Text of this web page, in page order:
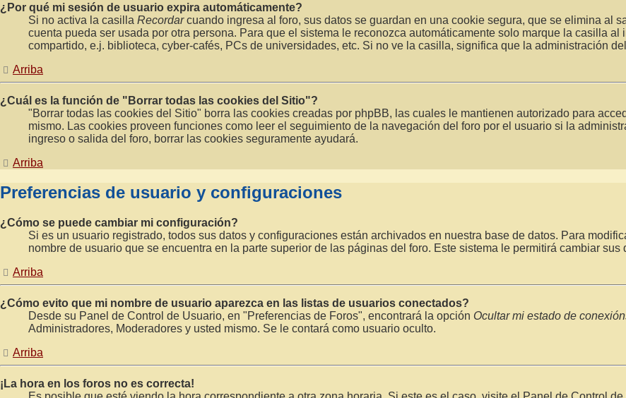
¿Por qué mi sesión de usuario expira automáticamente?
Si no activa la casilla Recordarcuando ingresa al foro, sus datos se guardan en una cookie segura, que se elimina al
cuenta pueda ser usada por otra persona. Para que el sistema le reconozca automáticamente solo marque la casilla
compartido, e.j. biblioteca, cyber-cafés, PCs de universidades, etc. Si no ve la casilla, significa que la administración
Arriba
¿Cuál es la función de "Borrar todas las cookies del Sitio"?
"Borrar todas las cookies del Sitio" borra las cookies creadas por phpBB, las cuales le mantienen autorizado para
mismo. Las cookies proveen funciones como leer el seguimiento de la navegación del foro por el usuario si la
ingreso o salida del foro, borrar las cookies seguramente ayudará.
Arriba
Preferencias de usuario y configuraciones
¿Cómo se puede cambiar mi configuración?
Si es un usuario registrado, todos sus datos y configuraciones están archivados en nuestra base de datos. Para
nombre de usuario que se encuentra en la parte superior de las páginas del foro. Este sistema le permitirá cambiar sus
Arriba
¿Cómo evito que mi nombre de usuario aparezca en las listas de usuarios conectados?
Desde su Panel de Control de Usuario, en "Preferencias de Foros", encontrará la opción Ocultar mi estado de
Administradores, Moderadores y usted mismo. Se le contará como usuario oculto.
Arriba
¡La hora en los foros no es correcta!